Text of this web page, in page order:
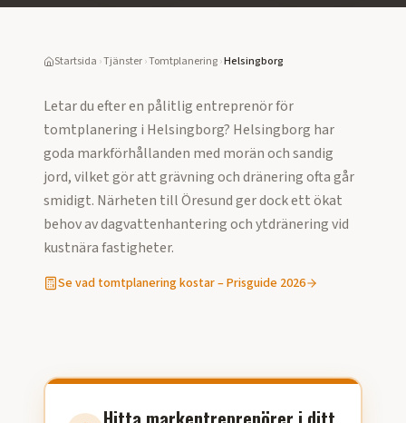
Startsida ›Tjänster›Tomtplanering›Helsingborg
Letar du efter en pålitlig entreprenör för
tomtplanering i Helsingborg? Helsingborg har
goda markförhållanden med morän och sandig
jord, vilket gör att grävning och dränering ofta går
smidigt. Närheten till Öresund ger dock ett ökat
behov av dagvattenhantering och ytdränering vid
kustnära fastigheter.
Se vad tomtplaneringkostar – Prisguide 2026